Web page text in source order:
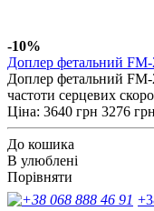
-10%
Доплер фетальний
Доплер фетальний
частоти серцевих
Ціна: 3640 грн 3276 грн
До кошика
В улюблені
Порівняти